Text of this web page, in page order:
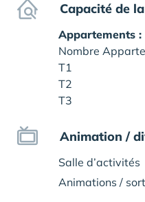
Capacité de
Appartements :
Nombre
T1
T2
T3
Animation /
Salle d’activités
Animations /